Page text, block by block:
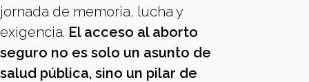
jornada de memoria, lucha y
exigencia. El acceso al aborto
seguro no es solo un asunto de
salud pública, sino un pilar de